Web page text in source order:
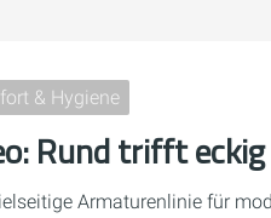
& Hygiene
Rund trifft eckig
Armaturenlinie für